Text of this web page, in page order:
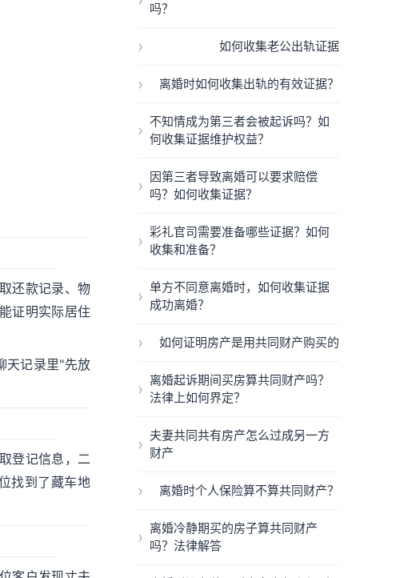
还款记录、物
证明实际居住
天记录里"先放
登记信息，二
找到了藏车地
吗？
如何收集老公出轨证据
离婚时如何收集出轨的有效证据？
不知情成为第三者会被起诉吗？如
何收集证据维护权益？
因第三者导致离婚可以要求赔偿
吗？如何收集证据？
彩礼官司需要准备哪些证据？如何
收集和准备？
单方不同意离婚时，如何收集证据
成功离婚？
如何证明房产是用共同财产购买的
离婚起诉期间买房算共同财产吗？
法律上如何界定？
夫妻共同共有房产怎么过成另一方
财产
离婚时个人保险算不算共同财产？
离婚冷静期买的房子算共同财产
吗？法律解答